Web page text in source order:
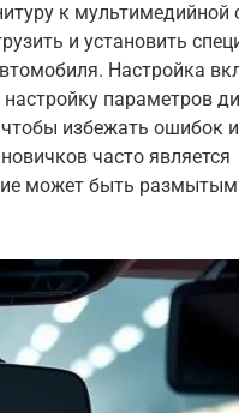
к мультимедийной
и установить
Настройка
параметров
избежать ошибок и
часто является
может быть